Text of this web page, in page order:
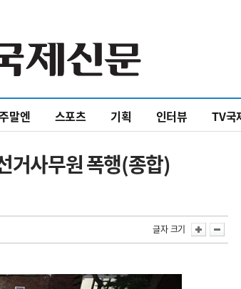
말엔 스포츠 기획 인터뷰 TV국
거사무원 폭행(종합)
글자 크기